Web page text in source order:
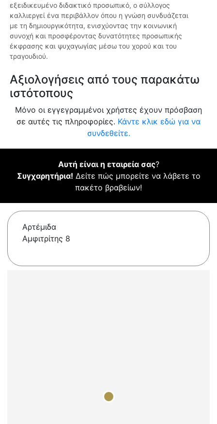
εξειδικευμένο διδακτικό προσωπικό, ο σύλλογος
καλλιεργεί ένα περιβάλλον όπου η γνώση συνδυάζεται
με τη δημιουργικότητα, ενισχύοντας την κοινωνική
συνοχή και προσφέροντας δυνατότητες προσωπικής
έκφρασης και ψυχαγωγίας μέσω του χορού και του
τραγουδιού.
Αξιολογήσεις από τους παρακάτω
ιστότοπους
Μόνο οι εγγεγραμμένοι χρήστες έχουν πρόσβαση
σε αυτές τις πληροφορίες. Κάντε κλικ εδώ για να
συνδεθείτε.
Αυτή είναι η εταιρεία σας?
Συγχαρητήρια! Δείτε πώς μπορείτε να λάβετε το
πακέτο βραβείων!
Αρτέμιδα
Αμφιτρίτης 8